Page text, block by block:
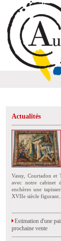
Actualités
Vassy, Courtadon et
avec notre cabinet
enchères une
XVIIe siècle figurant...
Estimation d'une
prochaine vente